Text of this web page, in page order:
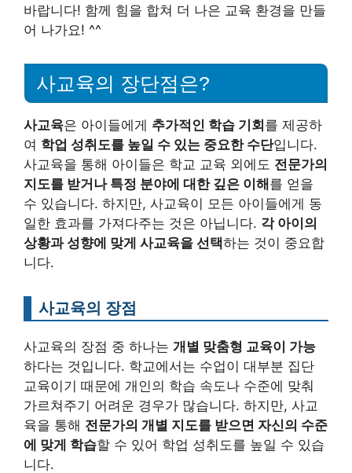
바랍니다! 함께 힘을 합쳐 더 나은 교육 환경을 만들
어 나가요! ^^
사교육의 장단점은?
사교육은 아이들에게 추가적인 학습 기회 를 제공하
여 학업 성취도를 높일 수 있는 중요한 수단입니다.
사교육을 통해 아이들은 학교 교육 외에도 전문가의
지도를 받거나 특정 분야에 대한 깊은 이해 를 얻을
수 있습니다. 하지만, 사교육이 모든 아이들에게 동
일한 효과를 가져다주는 것은 아닙니다. 각 아이의
상황과 성향에 맞게 사교육을 선택하는 것이 중요합
니다.
사교육의 장점
사교육의 장점 중 하나는 개별 맞춤형 교육이 가능
하다는 것입니다. 학교에서는 수업이 대부분 집단
교육이기 때문에 개인의 학습 속도나 수준에 맞춰
가르쳐주기 어려운 경우가 많습니다. 하지만, 사교
육을 통해 전문가의 개별 지도를 받으면 자신의 수준
에 맞게 학습할 수 있어 학업 성취도를 높일 수 있습
니다.